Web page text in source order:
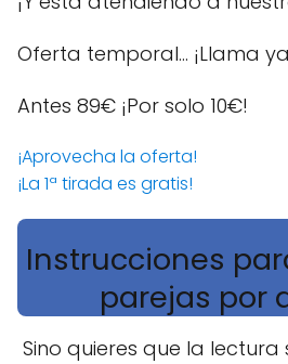
Oferta temporal… ¡Llama ya
Antes 89€ ¡Por solo 10€!
¡Aprovecha la oferta!
¡La 1ª tirada es gratis!
Instrucciones
parejas por
Sino quieres que la lectura